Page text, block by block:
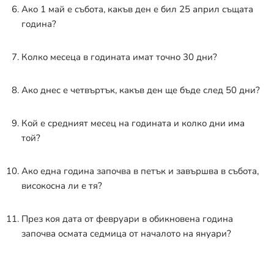
Ако 1 май е събота, какъв ден е бил 25 април същата
година?
Колко месеца в годината имат точно 30 дни?
Ако днес е четвъртък, какъв ден ще бъде след 50 дни?
Кой е средният месец на годината и колко дни има
той?
Ако една година започва в петък и завършва в събота,
високосна ли е тя?
През коя дата от февруари в обикновена година
започва осмата седмица от началото на януари?